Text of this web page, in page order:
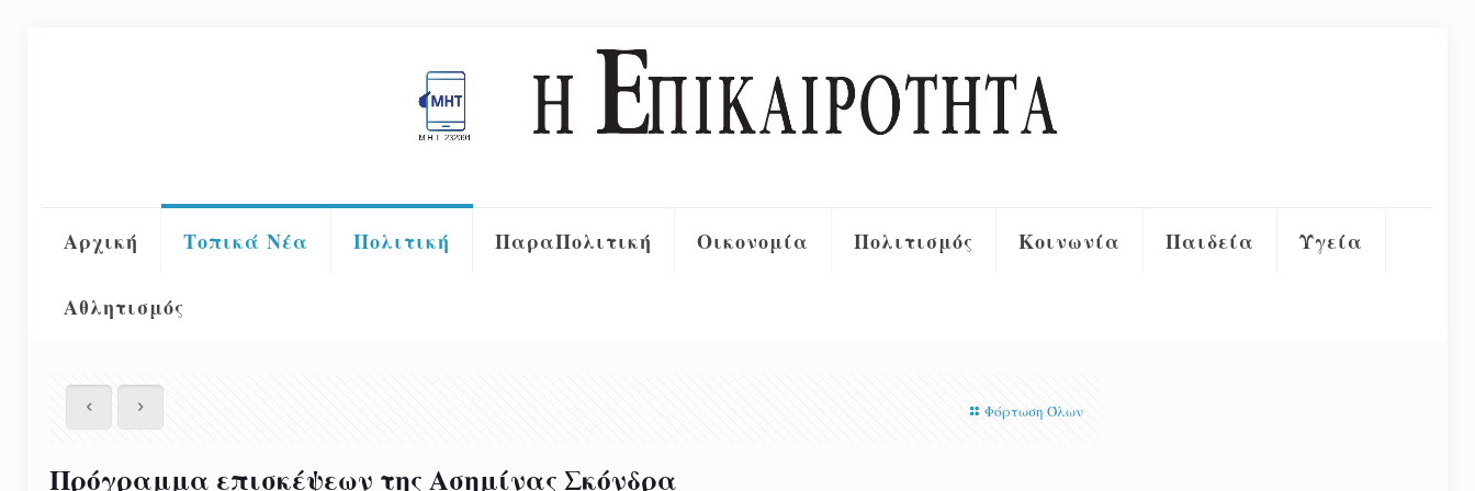
Αρχική Τοπικά Νέα Πολιτική ΠαραΠολιτική Οικονομία Πολιτισμός Κοινωνία Παιδεία Υγεία
Αθλητισμός
Φόρτωση Όλων
Πρόγραμμα επισκέψεων της Ασημίνας Σκόνδρα